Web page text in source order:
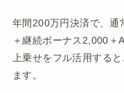
年間200万円決済で、
＋継続ボーナス2,000＋
上乗せをフル活用する
ます。